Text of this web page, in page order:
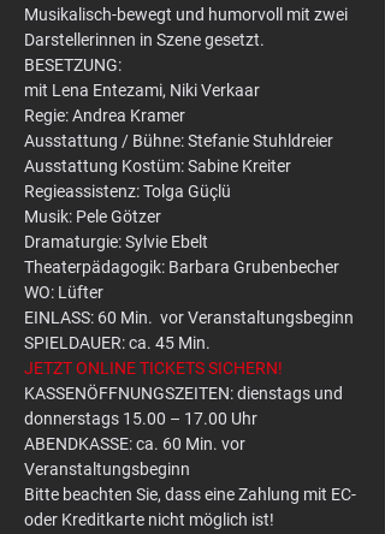
Musikalisch-bewegt und humorvoll mit zwei
Darstellerinnen in Szene gesetzt.
BESETZUNG:
mit Lena Entezami, Niki Verkaar
Regie: Andrea Kramer
Ausstattung / Bühne: Stefanie Stuhldreier
Ausstattung Kostüm: Sabine Kreiter
Regieassistenz: Tolga Güçlü
Musik: Pele Götzer
Dramaturgie: Sylvie Ebelt
Theaterpädagogik: Barbara Grubenbecher
WO: Lüfter
EINLASS: 60 Min.  vor Veranstaltungsbeginn
SPIELDAUER: ca. 45 Min.
JETZT ONLINE TICKETS SICHERN!
KASSENÖFFNUNGSZEITEN: dienstags und
donnerstags 15.00 – 17.00 Uhr
ABENDKASSE: ca. 60 Min. vor
Veranstaltungsbeginn
Bitte beachten Sie, dass eine Zahlung mit EC-
oder Kreditkarte nicht möglich ist!